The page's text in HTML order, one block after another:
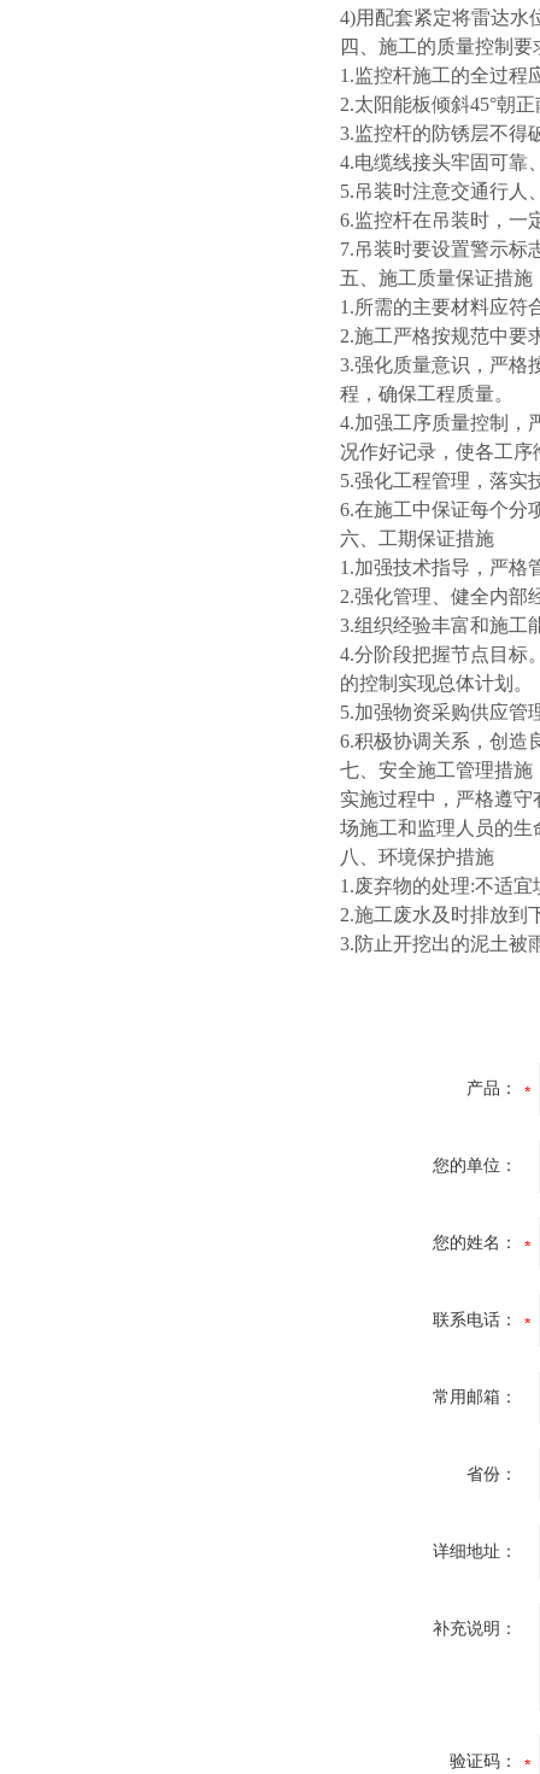
4)用配套紧定将雷达水
四、施工的质量控制
1.监控杆施工的全过程
2.太阳能板倾斜45°朝
3.监控杆的防锈层不得
4.电缆线接头牢固可靠
5.吊装时注意交通行人
6.监控杆在吊装时，一
7.吊装时要设置警示标
五、施工质量保证措施
1.所需的主要材料应符
2.施工严格按规范中要
3.强化质量意识，严格
程，确保工程质量。
4.加强工序质量控制，
况作好记录，使各工
5.强化工程管理，落实
6.在施工中保证每个分
六、工期保证措施
1.加强技术指导，严格
2.强化管理、健全内部
3.组织经验丰富和施工
4.分阶段把握节点目标
的控制实现总体计划。
5.加强物资采购供应管
6.积极协调关系，创造
七、安全施工管理措施
实施过程中，严格遵
场施工和监理人员的生
八、环境保护措施
1.废弃物的处理:不适
2.施工废水及时排放到
3.防止开挖出的泥土被
产品：
您的单位：
您的姓名：
联系电话：
常用邮箱：
省份：
详细地址：
补充说明：
验证码：